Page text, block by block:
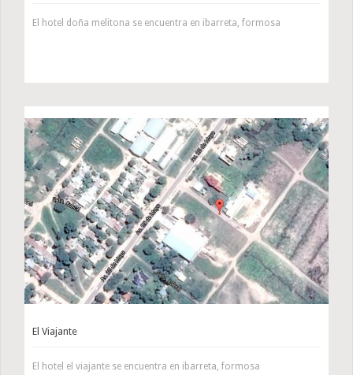
El hotel doña melitona se encuentra en ibarreta, formosa
El Viajante
El hotel el viajante se encuentra en ibarreta, formosa